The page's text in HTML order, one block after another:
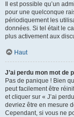
Il est possible qu’un
pour une quelconque
périodiquement les
données. Si tel était le
plus activement aux
Haut
J’ai perdu mon mot de
Pas de panique ! Bien
peut facilement être
et cliquer sur « J’ai
devriez être en mesure
Cependant, si vous ne